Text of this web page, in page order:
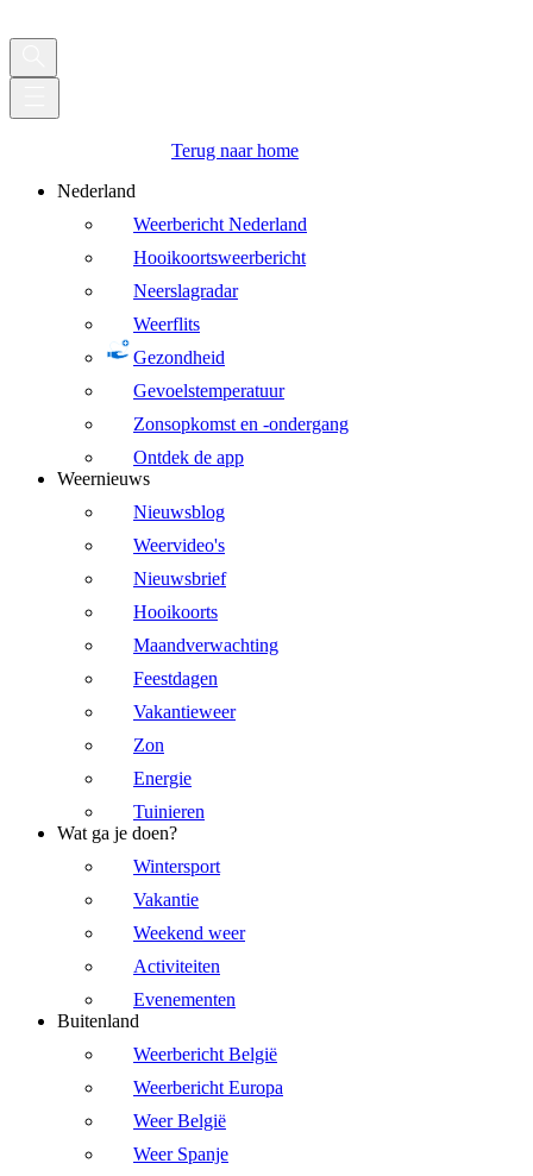
Terug naar home
Nederland
Weerbericht Nederland
Hooikoortsweerbericht
Neerslagradar
Weerflits
Gezondheid
Gevoelstemperatuur
Zonsopkomst en -ondergang
Ontdek de app
Weernieuws
Nieuwsblog
Weervideo's
Nieuwsbrief
Hooikoorts
Maandverwachting
Feestdagen
Vakantieweer
Zon
Energie
Tuinieren
Wat ga je doen?
Wintersport
Vakantie
Weekend weer
Activiteiten
Evenementen
Buitenland
Weerbericht België
Weerbericht Europa
Weer België
Weer Spanje